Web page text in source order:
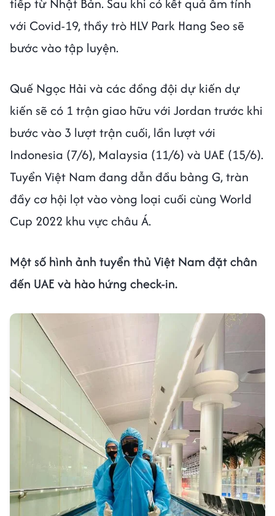
với Covid-19, thầy trò HLV Park Hang Seo sẽ
bước vào tập luyện.
Quế Ngọc Hải và các đồng đội dự kiến dự
kiến sẽ có 1 trận giao hữu với Jordan trước khi
bước vào 3 lượt trận cuối, lần lượt với
Indonesia (7/6), Malaysia (11/6) và UAE (15/6).
Tuyển Việt Nam đang dẫn đầu bảng G, tràn
đầy cơ hội lọt vào vòng loại cuối cùng World
Cup 2022 khu vực châu Á.
Một số hình ảnh tuyển thủ Việt Nam đặt chân
đến UAE và hào hứng check-in.